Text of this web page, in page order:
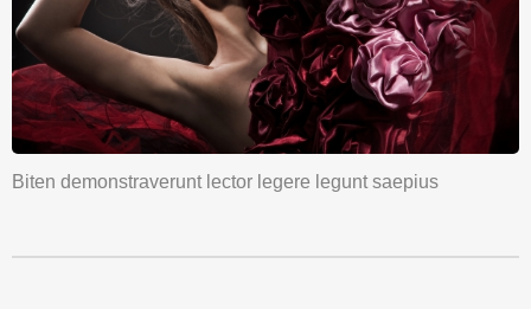
Biten demonstraverunt lector legere legunt saepius